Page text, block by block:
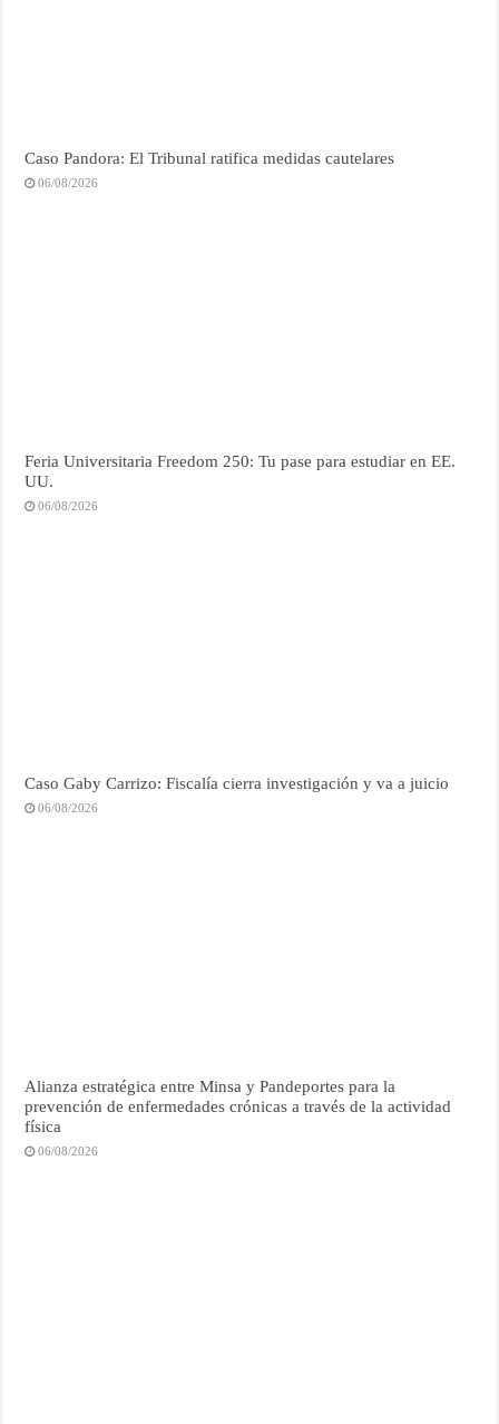
Caso Pandora: El Tribunal ratifica medidas cautelares
06/08/2026
Feria Universitaria Freedom 250: Tu pase para estudiar en EE.
UU.
06/08/2026
Caso Gaby Carrizo: Fiscalía cierra investigación y va a juicio
06/08/2026
Alianza estratégica entre Minsa y Pandeportes para la
prevención de enfermedades crónicas a través de la actividad
física
06/08/2026